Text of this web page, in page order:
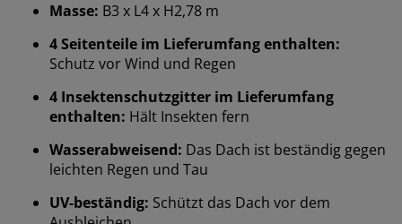
Masse: B3 x L4 x H2,78 m
4 Seitenteile im Lieferumfang enthalten:
Schutz vor Wind und Regen
4 Insektenschutzgitter im Lieferumfang
enthalten: Hält Insekten fern
Wasserabweisend: Das Dach ist beständig gegen
leichten Regen und Tau
UV-beständig: Schützt das Dach vor dem
Wir personalisieren dein Erlebnis